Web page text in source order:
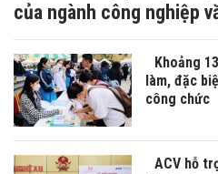
của ngành công nghiệp
Khoảng
làm, đặc
công chức
ACV hỗ